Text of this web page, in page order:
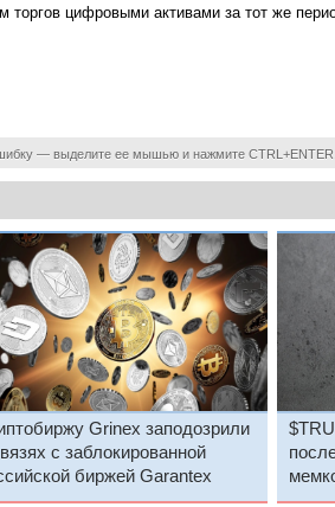
торгов цифровыми активами за тот же
— выделите ее мышью и нажмите CTRL+ENTER.
Grinex заподозрили
с заблокированной
биржей Garantex